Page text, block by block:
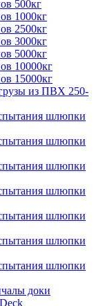
500кг
1000кг
2500кг
3000кг
5000кг
10000кг
15000кг
из ПВХ 250-
шлюпки
шлюпки
шлюпки
шлюпки
шлюпки
шлюпки
шлюпки
доки